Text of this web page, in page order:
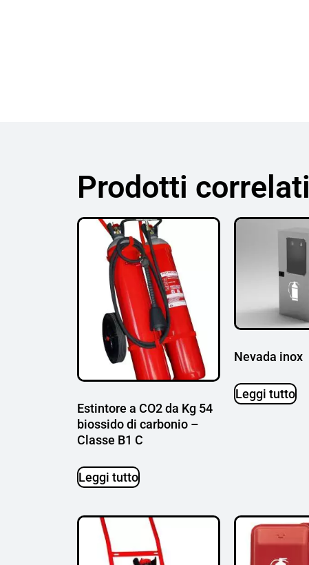
Prodotti correlati
Estintore a CO2 da Kg 54
biossido di carbonio –
Classe B1 C
Leggi tutto
Nevada inox
Leggi tutto